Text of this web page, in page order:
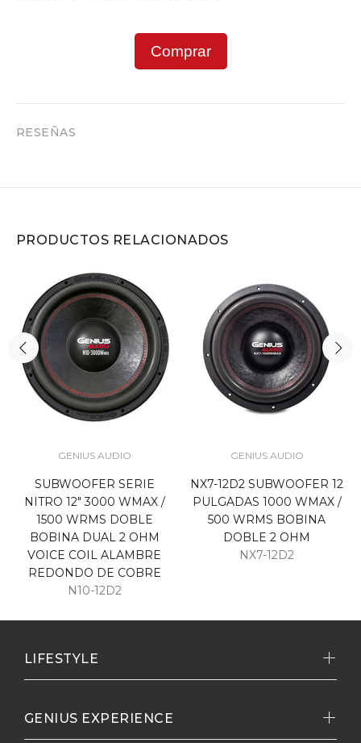
Comprar
RESEÑAS
PRODUCTOS RELACIONADOS
GENIUS AUDIO
SUBWOOFER SERIE
NITRO 12" 3000 WMAX /
1500 WRMS DOBLE
BOBINA DUAL 2 OHM
VOICE COIL ALAMBRE
REDONDO DE COBRE
N10-12D2
GENIUS AUDIO
NX7-12D2 SUBWOOFER 12
PULGADAS 1000 WMAX /
500 WRMS BOBINA
DOBLE 2 OHM
NX7-12D2
LIFESTYLE
GENIUS EXPERIENCE